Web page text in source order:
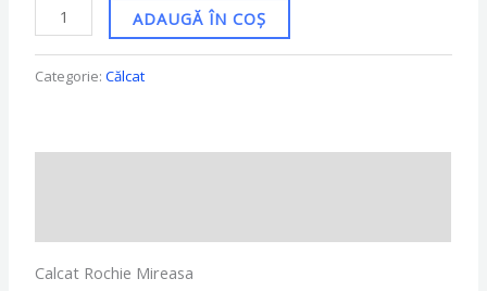
ADAUGĂ ÎN COȘ
Categorie:Călcat
Calcat Rochie Mireasa